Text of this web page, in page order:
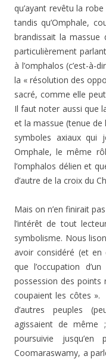
qu’ayant revêtu la
tandis qu’Omphale,
brandissait la massue
particulièrement
à l’omphalos (c’est-à-
la « résolution des
sacré, comme elle
Il faut noter aussi que
et la massue (tenue de
symboles axiaux qui
Omphale, le même
l’omphalos délien et
d’autre de la croix du
Mais on n’en finirait
l’intérêt de tout
symbolisme. Nous
avoir considéré (et en
que l’occupation
possession des points
coupaient les côtes ».
d’autres peuples
agissaient de même
poursuivie
Coomaraswamy, a